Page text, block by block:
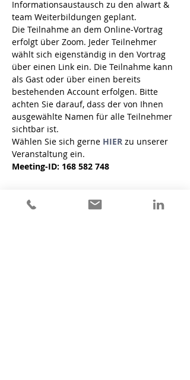
Informationsaustausch zu den alwart &
team Weiterbildungen geplant.
Die Teilnahme an dem Online-Vortrag
erfolgt über Zoom. Jeder Teilnehmer
wählt sich eigenständig in den Vortrag
über einen Link ein. Die Teilnahme kann
als Gast oder über einen bereits
bestehenden Account erfolgen. Bitte
achten Sie darauf, dass der von Ihnen
ausgewählte Namen für alle Teilnehmer
sichtbar ist.
Wählen Sie sich gerne HIER zu unserer
Veranstaltung ein.
Meeting-ID: 168 582 748